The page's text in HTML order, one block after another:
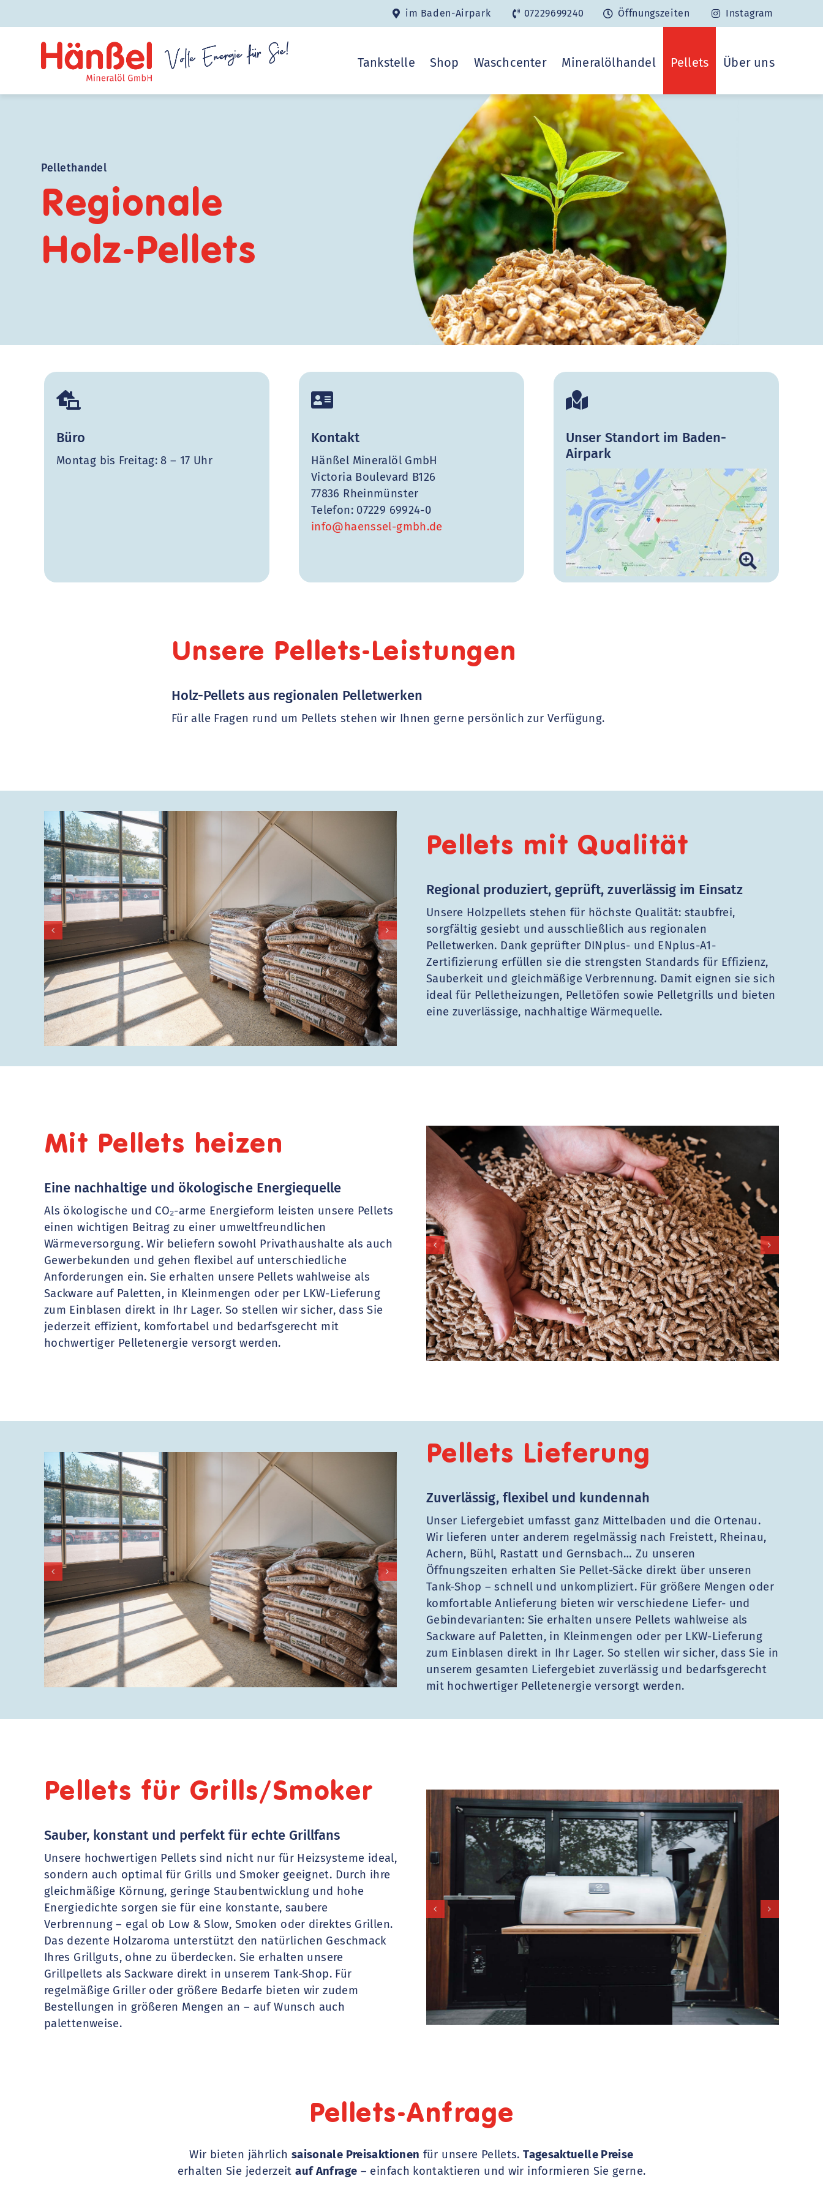
Inhalt
springen
im Baden-Airpark 07229699240 Öffnungszeiten Instagram
Tankstelle Shop Waschcenter Mineralölhandel Pellets Über uns
Pellethandel
Regionale
Holz-Pellets
Büro
Montag bis Freitag: 8 – 17 Uhr
Kontakt
Hänßel Mineralöl GmbH
Victoria Boulevard B126
77836 Rheinmünster
Telefon: 07229 69924-0
info@haenssel-gmbh.de
Unser Standort im Baden-
Airpark
Unsere Pellets-Leistungen
Holz-Pellets aus regionalen Pelletwerken
Für alle Fragen rund um Pellets stehen wir Ihnen gerne persönlich zur Verfügung.
Pellets mit Qualität
Regional produziert, geprüft, zuverlässig im Einsatz
Unsere Holzpellets stehen für höchste Qualität: staubfrei,
sorgfältig gesiebt und ausschließlich aus regionalen
Pelletwerken. Dank geprüfter DINplus- und ENplus-A1-
Zertifizierung erfüllen sie die strengsten Standards für Effizienz,
Sauberkeit und gleichmäßige Verbrennung. Damit eignen sie sich
ideal für Pelletheizungen, Pelletöfen sowie Pelletgrills und bieten
eine zuverlässige, nachhaltige Wärmequelle.
Mit Pellets heizen
Eine nachhaltige und ökologische Energiequelle
Als ökologische und CO₂-arme Energieform leisten unsere Pellets
einen wichtigen Beitrag zu einer umweltfreundlichen
Wärmeversorgung. Wir beliefern sowohl Privathaushalte als auch
Gewerbekunden und gehen flexibel auf unterschiedliche
Anforderungen ein. Sie erhalten unsere Pellets wahlweise als
Sackware auf Paletten, in Kleinmengen oder per LKW-Lieferung
zum Einblasen direkt in Ihr Lager. So stellen wir sicher, dass Sie
jederzeit effizient, komfortabel und bedarfsgerecht mit
hochwertiger Pelletenergie versorgt werden.
Pellets Lieferung
Zuverlässig, flexibel und kundennah
Unser Liefergebiet umfasst ganz Mittelbaden und die Ortenau.
Wir lieferen unter anderem regelmässig nach Freistett, Rheinau,
Achern, Bühl, Rastatt und Gernsbach… Zu unseren
Öffnungszeiten erhalten Sie Pellet-Säcke direkt über unseren
Tank-Shop – schnell und unkompliziert. Für größere Mengen oder
komfortable Anlieferung bieten wir verschiedene Liefer- und
Gebindevarianten: Sie erhalten unsere Pellets wahlweise als
Sackware auf Paletten, in Kleinmengen oder per LKW-Lieferung
zum Einblasen direkt in Ihr Lager. So stellen wir sicher, dass Sie in
unserem gesamten Liefergebiet zuverlässig und bedarfsgerecht
mit hochwertiger Pelletenergie versorgt werden.
Pellets für Grills/Smoker
Sauber, konstant und perfekt für echte Grillfans
Unsere hochwertigen Pellets sind nicht nur für Heizsysteme ideal,
sondern auch optimal für Grills und Smoker geeignet. Durch ihre
gleichmäßige Körnung, geringe Staubentwicklung und hohe
Energiedichte sorgen sie für eine konstante, saubere
Verbrennung – egal ob Low & Slow, Smoken oder direktes Grillen.
Das dezente Holzaroma unterstützt den natürlichen Geschmack
Ihres Grillguts, ohne zu überdecken. Sie erhalten unsere
Grillpellets als Sackware direkt in unserem Tank-Shop. Für
regelmäßige Griller oder größere Bedarfe bieten wir zudem
Bestellungen in größeren Mengen an – auf Wunsch auch
palettenweise.
Pellets-Anfrage
Wir bieten jährlich saisonale Preisaktionen für unsere Pellets.Tagesaktuelle Preise
erhalten Sie jederzeitauf Anfrage – einfach kontaktieren und wir informieren Sie gerne.